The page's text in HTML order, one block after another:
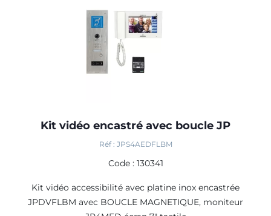
Kit vidéo encastré avec boucle JP
Réf : JPS4AEDFLBM
Code : 130341
Kit vidéo accessibilité avec platine inox encastrée
JPDVFLBM avec BOUCLE MAGNETIQUE, moniteur